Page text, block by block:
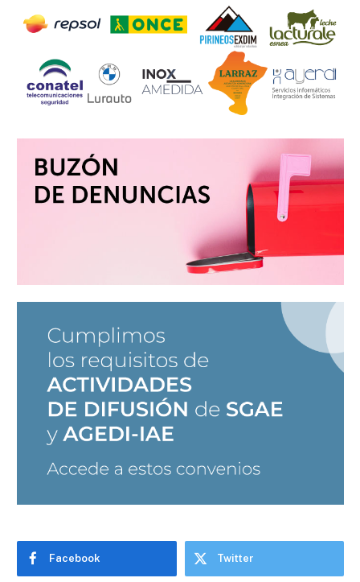
Facebook Twitter